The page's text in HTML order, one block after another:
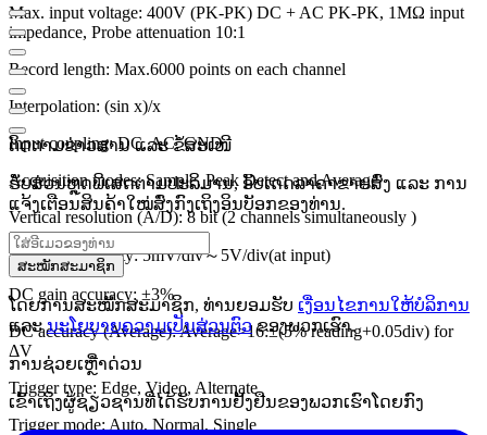
Max. input voltage: 400V (PK-PK) DC + AC PK-PK, 1MΩ input
impedance, Probe attenuation 10:1
Record length: Max.6000 points on each channel
Interpolation: (sin x)/x
Input coupling: DC, AC, GND
Acquisition modes: Sample, Peak Detect and Average
Vertical resolution (A/D): 8 bit (2 channels simultaneously )
Vertical sensitivity: 5mV/div～5V/div(at input)
DC gain accuracy: ±3%
DC accuracy (Average): Average>16:±(5% reading+0.05div) for
ΔV
Trigger type: Edge, Video, Alternate
Trigger mode: Auto, Normal, Single
ຕິດຕາມຂ່າວສານ ແລະ ຂໍ້ສະເໜີ
ຮັບສ່ວນຫຼຸດພິເສດຕາມປະລິມານ, ອັບເດດລາຄາຂາຍສົ່ງ ແລະ ການ
ແຈ້ງເຕືອນສິນຄ້າໃໝ່ສົ່ງກົງເຖິງອິນບັອກຂອງທ່ານ.
ສະໝັກສະມາຊິກ
ໂດຍການສະໝັກສະມາຊິກ, ທ່ານຍອມຮັບ ເງື່ອນໄຂການໃຫ້ບໍລິການ
ແລະນະໂຍບາຍຄວາມເປັນສ່ວນຕົວຂອງພວກເຮົາ.
ການຊ່ວຍເຫຼືໍາດ່ວນ
ເຂົ້າເຖິງຜູ້ຊ່ຽວຊານທີ່ໄດ້ຮັບການຢັ້ງຢືນຂອງພວກເຮົາໂດຍກົງ